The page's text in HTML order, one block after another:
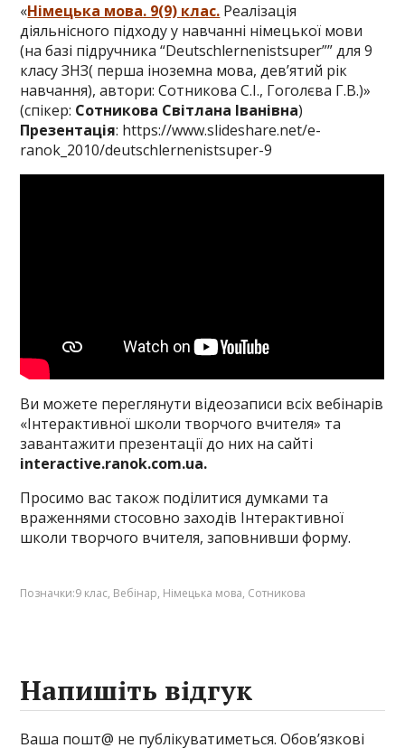
«Німецька мова. 9(9) клас. Реалізація
діяльнісного підходу у навчанні німецької мови
(на базі підручника “Deutschlernenistsuper”” для 9
класу ЗНЗ( перша іноземна мова, дев’ятий рік
навчання), автори: Сотникова С.І., Гоголєва Г.В.)»
(спікер: Сотникова Світлана Іванівна)
Презентація: https://www.slideshare.net/e-
ranok_2010/deutschlernenistsuper-9
Ви можете переглянути відеозаписи всіх вебінарів
«Інтерактивної школи творчого вчителя» та
завантажити презентації до них на сайті
interactive.ranok.com.ua.
Просимо вас також поділитися думками та
враженнями стосовно заходів Інтерактивної
школи творчого вчителя, заповнившиформу.
Позначки:9 клас, Вебінар, Німецька мова, Сотникова
Напишіть відгук
Ваша пошт@ не публікуватиметься. Обов’язкові